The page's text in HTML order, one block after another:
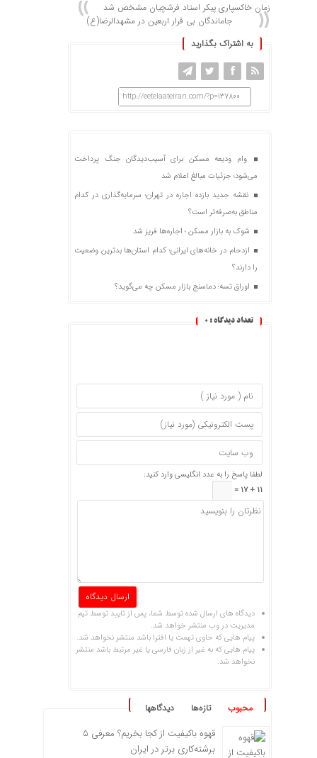
زمان خاکسپاری پیکر استاد فرشچیان مشخص شد
جاماندگان بی قرار اربعین در مشهدالرضا(ع)
به اشتراک بگذارید
http://eetelaateiran.com/?p=137800
وام ودیعه مسکن برای آسیب‌دیدگان جنگ پرداخت
می‌شود؛ جزئیات مبالغ اعلام شد
نقشه جدید بازده اجاره در تهران؛ سرمایه‌گذاری در کدام
مناطق به‌صرفه‌تر است؟
شوک به بازار مسکن ؛ اجاره‌ها فریز شد
ازدحام در خانه‌های ایرانی؛ کدام استان‌ها بدترین وضعیت
را دارند؟
اوراق تسه؛ دماسنج بازار مسکن چه می‌گوید؟
تعداد دیدگاه : 0
لطفا پاسخ را به عدد انگلیسی وارد کنید:
11 + 17 =
دیدگاه های ارسال شده توسط شما، پس از تایید توسط تیم
مدیریت در وب منتشر خواهد شد.
پیام هایی که حاوی تهمت یا افترا باشد منتشر نخواهد شد.
پیام هایی که به غیر از زبان فارسی یا غیر مرتبط باشد منتشر
نخواهد شد.
محبوب تازه‌ها دیدگاهها
قهوه باکیفیت از کجا بخریم؟ معرفی ۵
برشته‌کاری برتر در ایران